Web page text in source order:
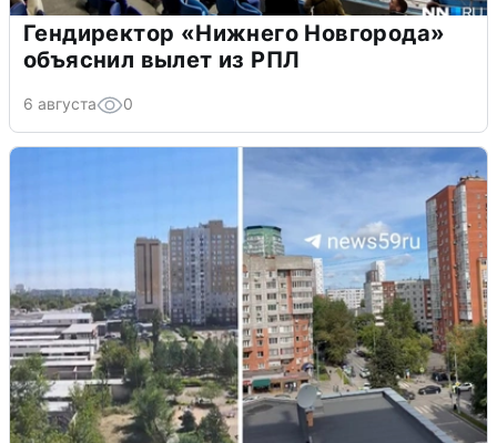
Гендиректор «Нижнего Новгорода»
объяснил вылет из РПЛ
6 августа 0